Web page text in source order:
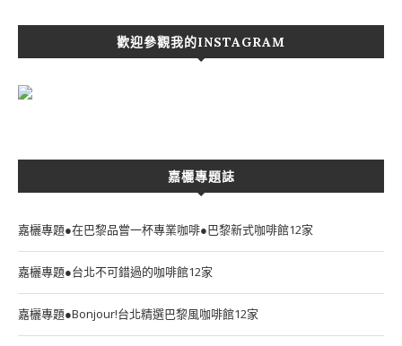
歡迎參觀我的INSTAGRAM
嘉欐專題誌
嘉欐專題●在巴黎品嘗一杯專業咖啡●巴黎新式咖啡館12家
嘉欐專題●台北不可錯過的咖啡館12家
嘉欐專題●Bonjour!台北精選巴黎風咖啡館12家